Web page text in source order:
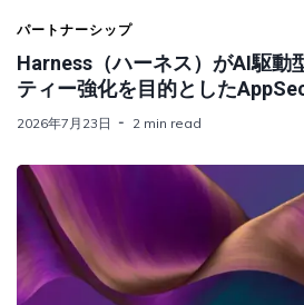
パートナーシップ
Harness（ハーネス）がAI駆動
ティー強化を目的とした
2026年7月23日 2 min read